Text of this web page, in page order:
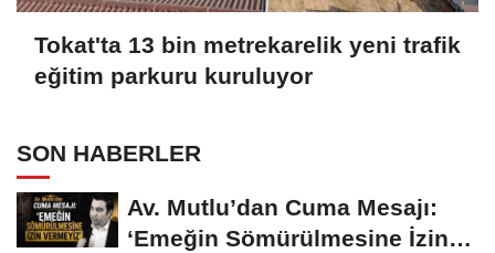
Tokat'ta 13 bin metrekarelik yeni trafik
eğitim parkuru kuruluyor
SON HABERLER
Av. Mutlu’dan Cuma Mesajı:
‘Emeğin Sömürülmesine İzin